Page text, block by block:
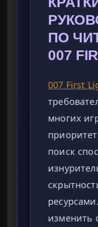
ПО
007
007 First
многих
поиск
изменить